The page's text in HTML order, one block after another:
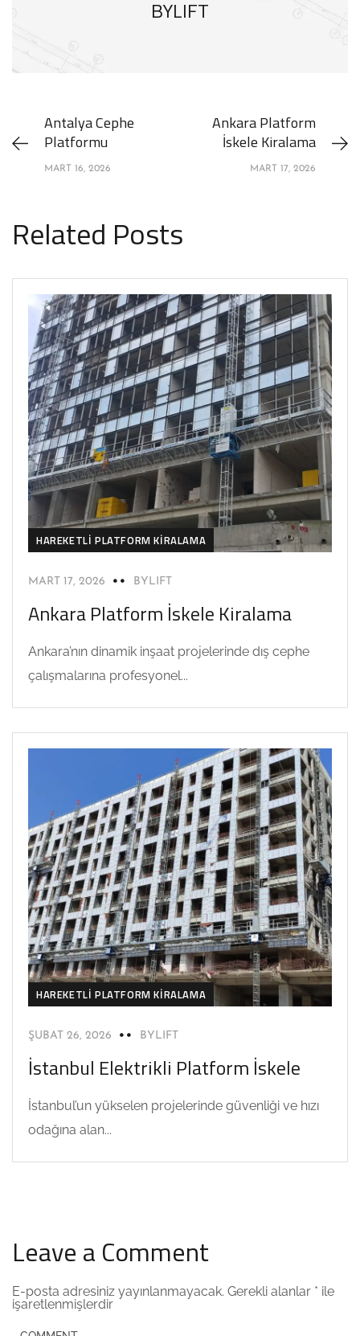
BYLIFT
Antalya Cephe
Platformu
MART 16, 2026
Ankara Platform
İskele Kiralama
MART 17, 2026
Related Posts
HAREKETLI PLATFORM KIRALAMA
MART 17, 2026 BYLIFT
Ankara Platform İskele Kiralama
Ankara’nın dinamik inşaat projelerinde dış cephe
çalışmalarına profesyonel...
HAREKETLI PLATFORM KIRALAMA
ŞUBAT 26, 2026 BYLIFT
İstanbul Elektrikli Platform İskele
İstanbul’un yükselen projelerinde güvenliği ve hızı
odağına alan...
Leave a Comment
E-posta adresiniz yayınlanmayacak. Gerekli alanlar * ile
işaretlenmişlerdir